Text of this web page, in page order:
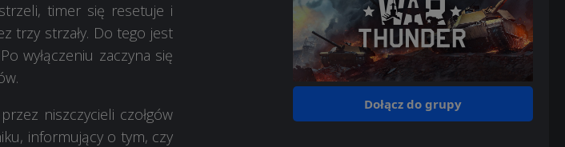
timer się resetuje i
trzy strzały. Do tego jest
wyłączeniu zaczyna się
niszczycieli czołgów
informujący o tym, czy
Dołącz do grupy